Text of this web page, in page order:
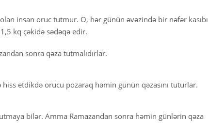
insan oruc tutmur. O, hər günün əvəzində bir nəfər kasıbı
kq çəkidə sədəqə edir.
sonra qəza tutmalıdırlar.
etdikdə orucu pozaraq həmin günün qəzasını tuturlar.
bilər. Amma Ramazandan sonra həmin günlərin qəza